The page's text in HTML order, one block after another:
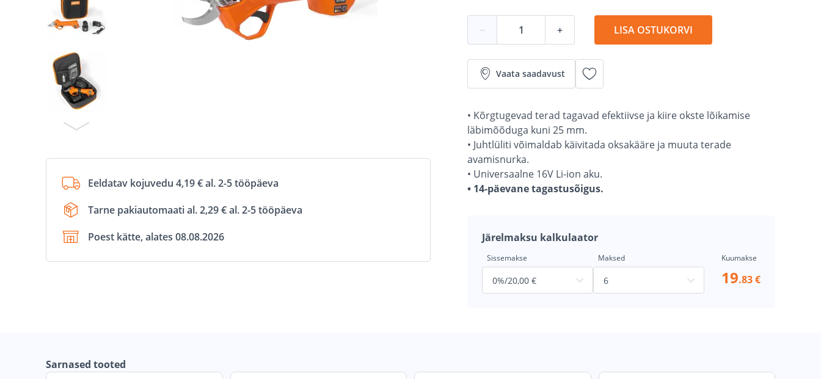
Eeldatav kojuvedu 4,19 € al. 2-5 tööpäeva
Tarne pakiautomaati al. 2,29 € al. 2-5 tööpäeva
Poest kätte, alates 08.08.2026
− + LISA OSTUKORVI
Vaata saadavust
• Kõrgtugevad terad tagavad efektiivse ja kiire okste lõikamise
läbimõõduga kuni 25 mm.
• Juhtlüliti võimaldab käivitada oksakääre ja muuta terade
avamisnurka.
• Universaalne 16V Li-ion aku.
• 14-päevane tagastusõigus.
Järelmaksu kalkulaator
Sissemakse Maksed Kuumakse
19.83 €
Sarnased tooted